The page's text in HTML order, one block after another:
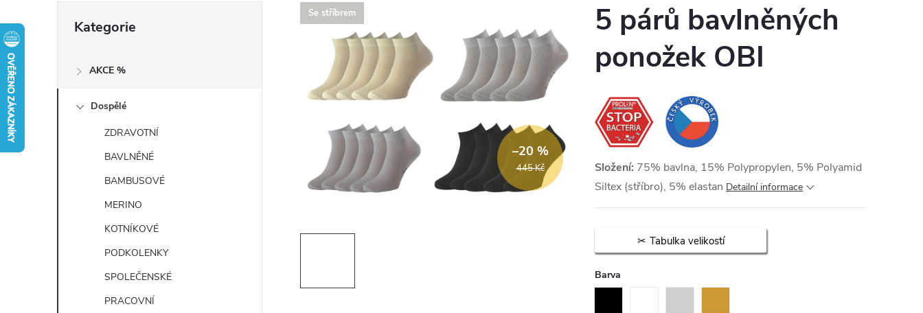
s
kategorie
Kategorie
AKCE %
Dospělé
ZDRAVOTNÍ
BAVLNĚNÉ
BAMBUSOVÉ
MERINO
KOTNÍKOVÉ
PODKOLENKY
SPOLEČENSKÉ
PRACOVNÍ
Se stříbrem
445 Kč
–20 %
5 párů bavlněných
ponožek OBI
Složení: 75% bavlna, 15% Polypropylen, 5% Polyamid
Siltex (stříbro), 5% elastan Detailní informace
Tabulka velikostí
Barva